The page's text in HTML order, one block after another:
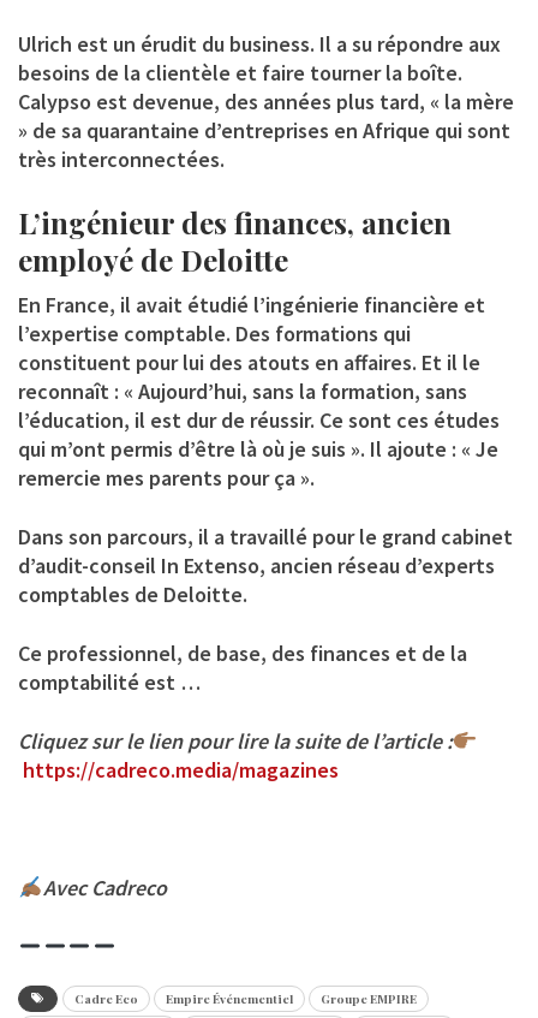
Ulrich est un érudit du business. Il a su répondre aux
besoins de la clientèle et faire tourner la boîte.
Calypso est devenue, des années plus tard, « la mère
» de sa quarantaine d’entreprises en Afrique qui sont
très interconnectées.
L’ingénieur des finances, ancien
employé de Deloitte
En France, il avait étudié l’ingénierie financière et
l’expertise comptable. Des formations qui
constituent pour lui des atouts en affaires. Et il le
reconnaît : « Aujourd’hui, sans la formation, sans
l’éducation, il est dur de réussir. Ce sont ces études
qui m’ont permis d’être là où je suis ». Il ajoute : « Je
remercie mes parents pour ça ».
Dans son parcours, il a travaillé pour le grand cabinet
d’audit-conseil In Extenso, ancien réseau d’experts
comptables de Deloitte.
Ce professionnel, de base, des finances et de la
comptabilité est …
Cliquez sur le lien pour lire la suite de l’article :
https://cadreco.media/magazines
Avec Cadreco
Cadre Eco Empire Événementiel
Groupe EMPIRE